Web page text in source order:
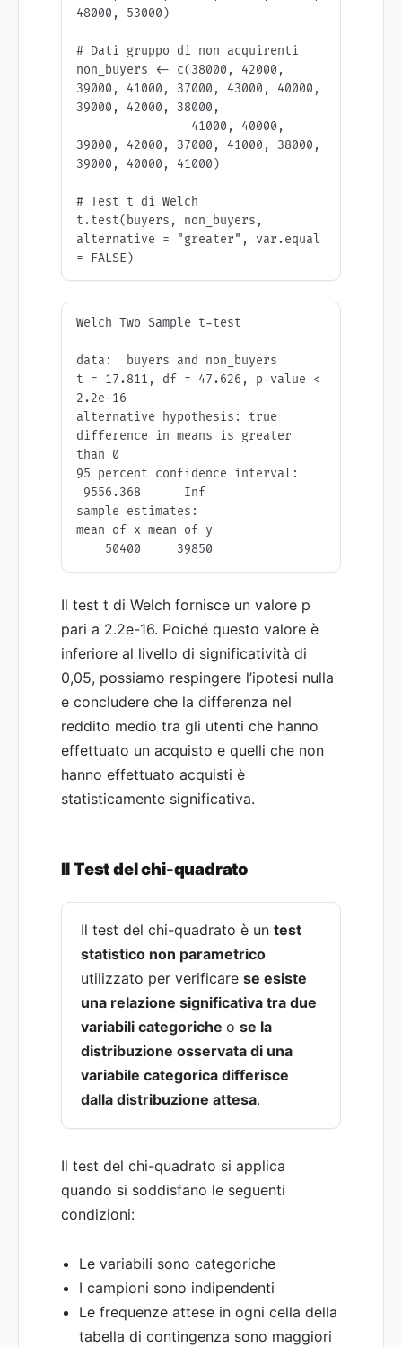
48000, 53000)
# Dati gruppo di non acquirenti
non_buyers <- c(38000, 42000,
39000, 41000, 37000, 43000, 40000,
39000, 42000, 38000,
39000, 42000, 37000, 41000, 38000,
39000, 40000, 41000)
# Test t di Welch
t.test(buyers, non_buyers,
alternative = "greater", var.equal
= FALSE)
Welch Two Sample t-test
data:  buyers and non_buyers
t = 17.811, df = 47.626, p-value <
2.2e-16
alternative hypothesis: true
difference in means is greater
than 0
95 percent confidence interval:
sample estimates:
mean of x mean of y
    50400     39850
Il test t di Welch fornisce un valore p
pari a 2.2e-16. Poiché questo valore è
inferiore al livello di significatività di
0,05, possiamo respingere l’ipotesi nulla
e concludere che la differenza nel
reddito medio tra gli utenti che hanno
effettuato un acquisto e quelli che non
hanno effettuato acquisti è
statisticamente significativa.
Il Test del chi-quadrato
Il test del chi-quadrato è untest
statistico non parametrico
utilizzato per verificarese esiste
una relazione significativa tra due
variabili categoricheose la
distribuzione osservata di una
variabile categorica differisce
dalla distribuzione attesa.
Il test del chi-quadrato si applica
quando si soddisfano le seguenti
condizioni:
Le variabili sono categoriche
I campioni sono indipendenti
Le frequenze attese in ogni cella della
tabella di contingenza sono maggiori